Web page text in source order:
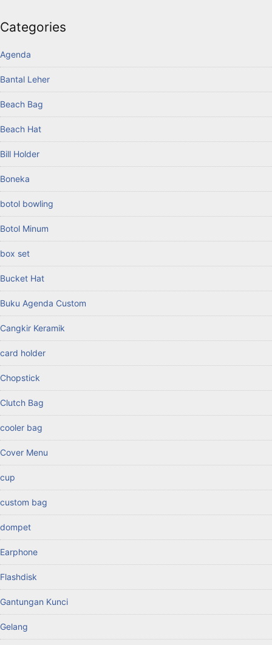
Categories
Agenda
Bantal Leher
Beach Bag
Beach Hat
Bill Holder
Boneka
botol bowling
Botol Minum
box set
Bucket Hat
Buku Agenda Custom
Cangkir Keramik
card holder
Chopstick
Clutch Bag
cooler bag
Cover Menu
cup
custom bag
dompet
Earphone
Flashdisk
Gantungan Kunci
Gelang